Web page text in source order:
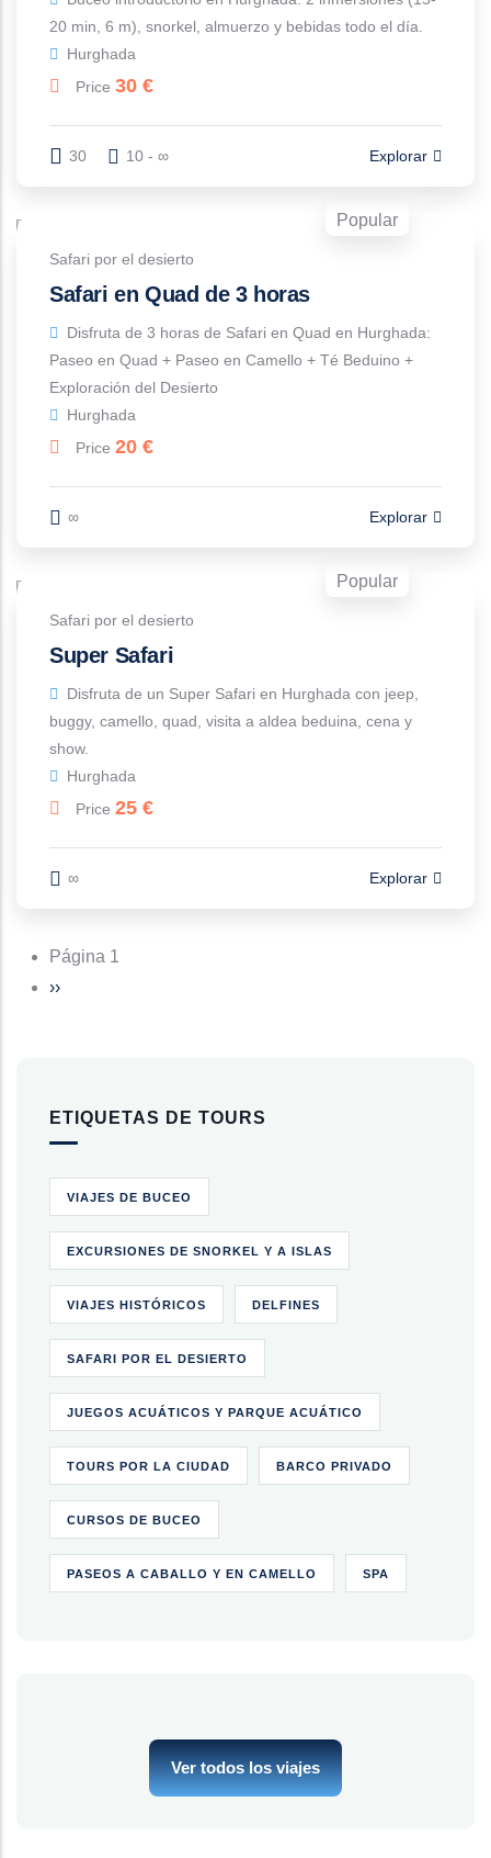
20 min, 6 m), snorkel, almuerzo y bebidas todo el día.
Hurghada
Price 30 €
30 10 - ∞ Explorar
Popular
Safari por el desierto
Safari en Quad de 3 horas
Disfruta de 3 horas de Safari en Quad en Hurghada:
Paseo en Quad + Paseo en Camello + Té Beduino +
Exploración del Desierto
Hurghada
Price 20 €
∞ Explorar
Popular
Safari por el desierto
Super Safari
Disfruta de un Super Safari en Hurghada con jeep,
buggy, camello, quad, visita a aldea beduina, cena y
show.
Hurghada
Price 25 €
∞ Explorar
Paginación
Página 1
Siguiente página
››
ETIQUETAS DE TOURS
VIAJES DE BUCEO
EXCURSIONES DE SNORKEL Y A ISLAS
VIAJES HISTÓRICOS DELFINES
SAFARI POR EL DESIERTO
JUEGOS ACUÁTICOS Y PARQUE ACUÁTICO
TOURS POR LA CIUDAD BARCO PRIVADO
CURSOS DE BUCEO
PASEOS A CABALLO Y EN CAMELLO SPA
Ver todos los viajes